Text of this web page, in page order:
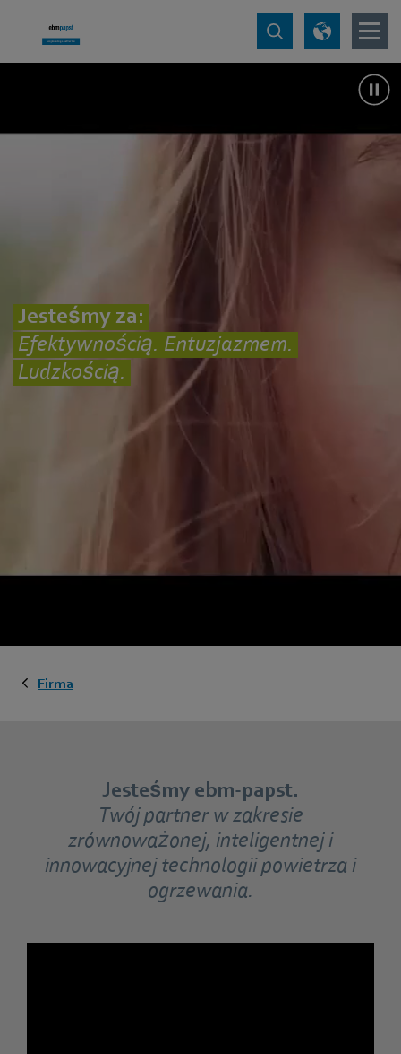
Jesteśmy za:
Efektywnością. Entuzjazmem.
Ludzkością.
Firma
Jesteśmy ebm‑papst.
Twój partner w zakresie
zrównoważonej, inteligentnej i
innowacyjnej technologii powietrza i
ogrzewania.